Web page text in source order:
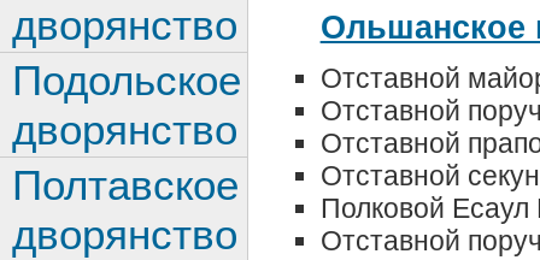
Ольшанское
Отставной
Отставной
Отставной
Отставной
Полковой Есаул
Отставной
дворянство
Подольское
дворянство
Полтавское
дворянство